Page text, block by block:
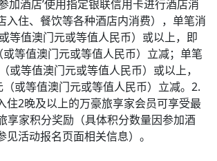
加酒店’使用指定银联信用卡进行酒店消
入住、餐饮等各种酒店内消费），单笔消
等值澳门元或等值人民币）或以上，即
等值澳门元或等值人民币）立减；单笔
或等值澳门元或等值人民币）或以上，
或等值澳门元或等值人民币）立减。2.
住2晚及以上的万豪旅享家会员可享受最
享家积分奖励（具体积分数量因参加酒
见活动报名页面相关信息）。